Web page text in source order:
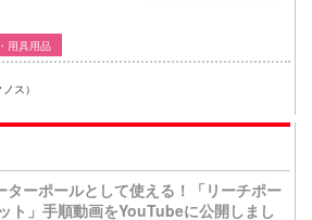
用具用品
ス）
ターポールとして使える！「リーチポー
ト」手順動画をYouTubeに公開しまし